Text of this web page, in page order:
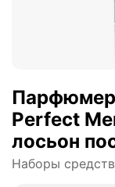
Perfect
лосьон
шампунь
Наборы